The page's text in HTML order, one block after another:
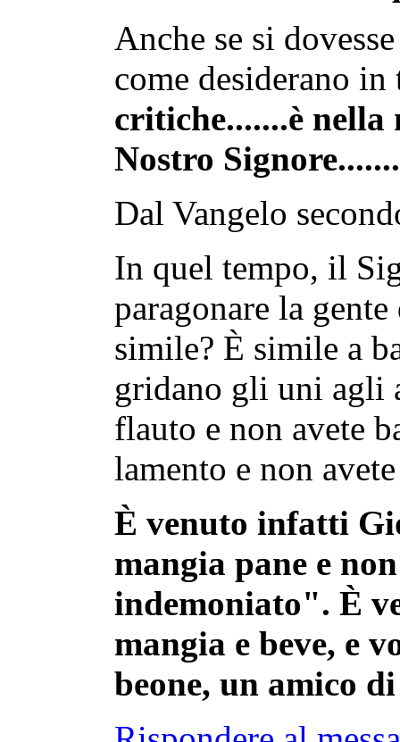
Anche se si
come desiderano
critiche.......è
Nostro
Dal Vangelo
In quel tempo, il
paragonare la
simile? È simile a
gridano gli uni agli
flauto e non avete
lamento e non
È venuto infatti
mangia pane e
indemoniato". È
mangia e beve, e
beone, un amico